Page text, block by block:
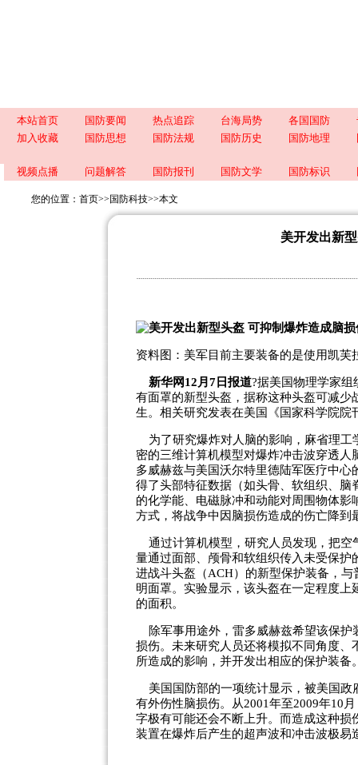
本站首页 国防要闻 热点追踪 台海局势 各国国防
加入收藏
国防思想 国防法规 国防历史 国防地理
视频点播 问题解答 国防报刊 国防文学 国防标识
您的位置： 首页>> 国防科技>>本文
美开发出新
资料图：美军目前主要装备的是使用凯芙
新华网12月7日报道?据美国物理学家
有面罩的新型头盔，据称这种头盔可减
生。相关研究发表在美国《国家科学院院
为了研究爆炸对人脑的影响，麻省理工
密的三维计算机模型对爆炸冲击波穿透
多威赫兹与美国沃尔特里德陆军医疗中
得了头部特征数据（如头骨、软组织、
的化学能、电磁脉冲和动能对周围物体
方式，将战争中因脑损伤造成的伤亡降到
通过计算机模型，研究人员发现，把空
量通过面部、颅骨和软组织传入未受保
进战斗头盔（ACH）的新型保护装备，
明面罩。实验显示，该头盔在一定程度
的面积。
除军事用途外，雷多威赫兹希望该保护
损伤。未来研究人员还将模拟不同角度
所造成的影响，并开发出相应的保护装备
美国国防部的一项统计显示，被美国政
有外伤性脑损伤。从2001年至2009年10
字极有可能还会不断上升。而造成这种
装置在爆炸后产生的超声波和冲击波极易